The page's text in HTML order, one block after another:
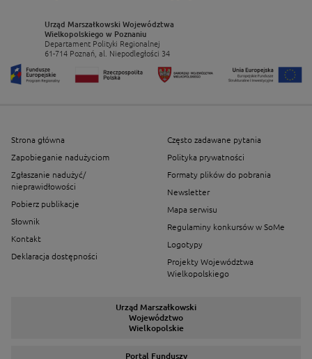
Urząd Marszałkowski Województwa
Wielkopolskiego w Poznaniu
Departament Polityki Regionalnej
61-714 Poznań, al. Niepodległości 34
Strona główna
Zapobieganie nadużyciom
Zgłaszanie nadużyć/
nieprawidłowości
Pobierz publikacje
Słownik
Kontakt
Deklaracja dostępności
Często zadawane pytania
Polityka prywatności
Formaty plików do pobrania
Newsletter
Mapa serwisu
Regulaminy konkursów w SoMe
Logotypy
Projekty Województwa
Wielkopolskiego
Urząd Marszałkowski
Województwo
Wielkopolskie
Portal Funduszy